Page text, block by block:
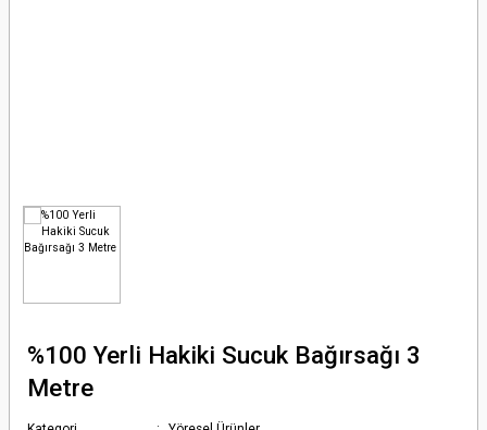
%100 Yerli Hakiki Sucuk Bağırsağı 3
Metre